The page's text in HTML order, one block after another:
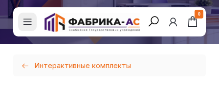
0
Интерактивные комплекты